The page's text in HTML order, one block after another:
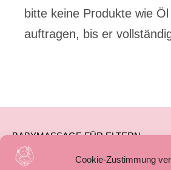
Cookie-Zustimmung
bitte keine Produkte wie
auftragen, bis er
BABYMASSAGE FÜR ELTERN
BABYMASSAGE FÜR